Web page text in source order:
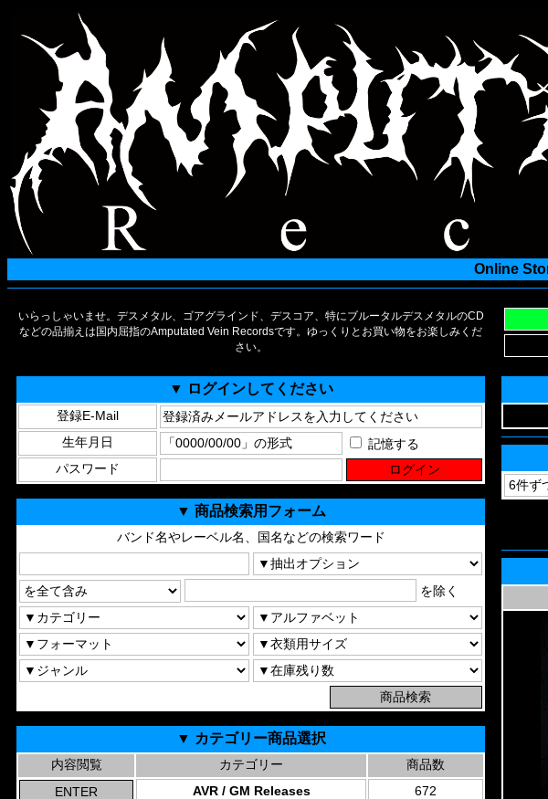
Online
いらっしゃいませ。デスメタル、ゴアグラインド、デスコア、特にブルータルデスメタルのCD
などの品揃えは国内屈指のAmputated Vein Recordsです。ゆっくりとお買い物をお楽しみくだ
さい。
▼ ログインしてください
登録E-Mail
生年月日
記憶する
パスワード
▼ 商品検索用フォーム
バンド名やレーベル名、国名などの検索ワード
を除く
▼ カテゴリー商品選択
内容閲覧 カテゴリー
商品数
AVR / GM Releases
672